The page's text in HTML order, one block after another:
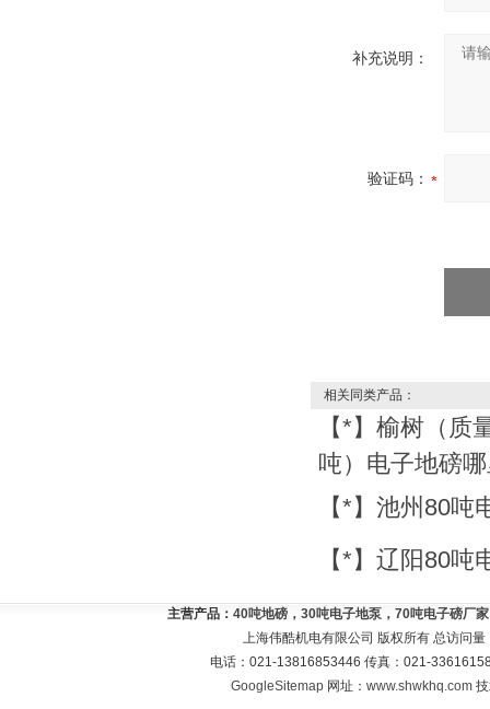
补充说明：
验证码：
相关同类产品：
【*】榆树（质
吨）电子地磅
【*】池州80
【*】辽阳80
主营产品： 40吨地磅，30吨电子地泵，70吨电子磅厂
上海伟酷机电有限公司 版权所有 总访问量
电话：021-13816853446 传真：021-
GoogleSitemap 网址：www.shwkhq.com